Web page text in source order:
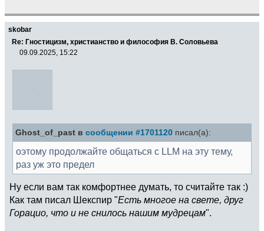
skobar
Re: Гностицизм, христианство и философия В. Соловьева
09.09.2025, 15:22
Ghost_of_past в сообщении #1701120 писал(а):
оэтому продолжайте общаться с LLM на эту тему,
раз уж это предел
Ну если вам так комфортнее думать, то считайте так :)
Как там писал Шекспир "Есть многое на свете, друг
Горацио, что и не снилось нашим мудрецам".